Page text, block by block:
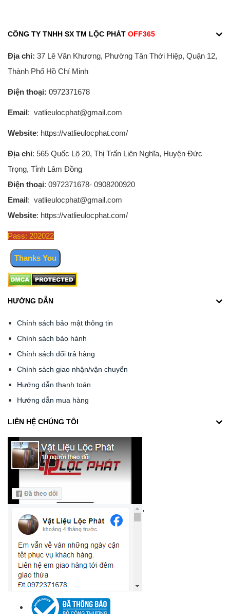
CÔNG TY TNHH SX TM LỘC PHÁT OFF365
Địa chỉ: 37 Lê Văn Khương, Phường Tân Thới Hiệp, Quận 12,
Thành Phố Hồ Chí Minh
Điện thoại: 0972371678
Email: vatlieulocphat@gmail.com
Website: https://vatlieulocphat.com/
Địa chỉ: 565 Quốc Lộ 20, Thị Trấn Liên Nghĩa, Huyện Đức
Trọng, Tỉnh Lâm Đồng
Điện thoại: 0972371678- 0908200920
Email: vatlieulocphat@gmail.com
Website: https://vatlieulocphat.com/
Pass: 202022
HƯỚNG DẪN
Chính sách bảo mật thông tin
Chính sách bảo hành
Chính sách đổi trả hàng
Chính sách giao nhận/vận chuyển
Hướng dẫn thanh toán
Hướng dẫn mua hàng
LIÊN HỆ CHÚNG TÔI
'